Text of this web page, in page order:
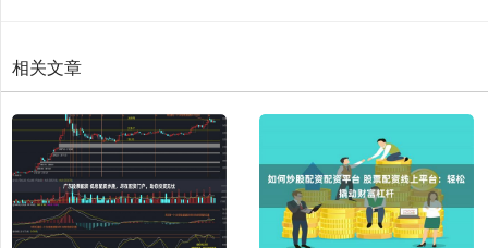
相关文章